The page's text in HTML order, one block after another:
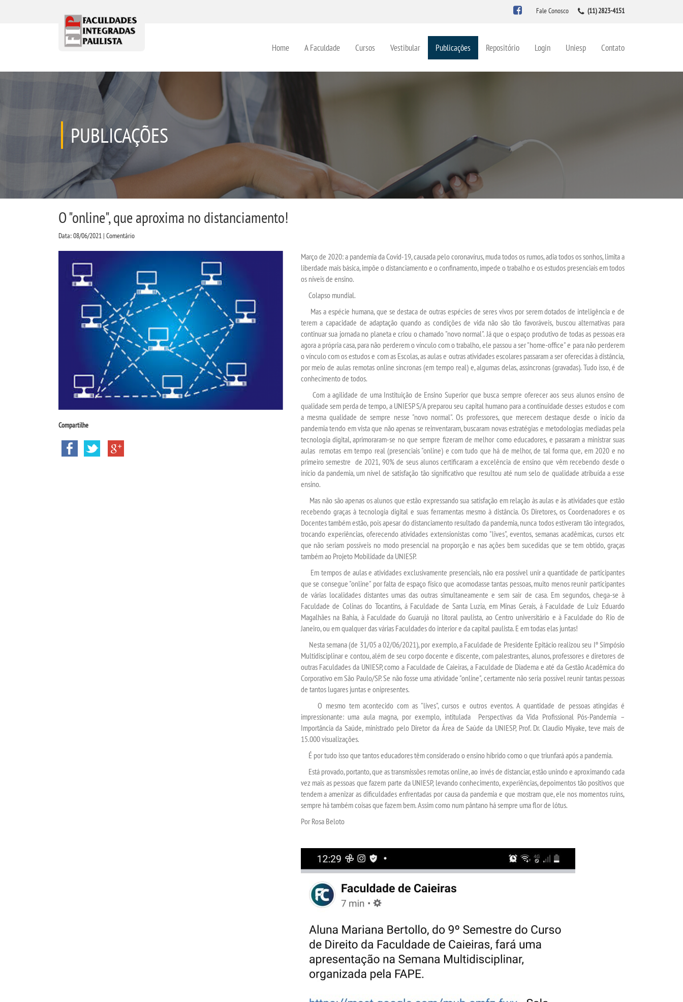
Fale Conosco (11) 2823-4151
Home A Faculdade Cursos Vestibular Publicações Repositório Login Uniesp Contato
PUBLICAÇÕES
O "online", que aproxima no distanciamento!
Data: 08/06/2021 | Comentário
Compartilhe
Março de 2020: a pandemia da Covid-19, causada pelo coronavírus, muda todos os rumos, adia todos os sonhos, limita a
liberdade mais básica, impõe o distanciamento e o confinamento, impede o trabalho e os estudos presenciais em todos
os níveis de ensino.
Colapso mundial.
Mas a espécie humana, que se destaca de outras espécies de seres vivos por serem dotados de inteligência e de
terem a capacidade de adaptação quando as condições de vida não são tão favoráveis, buscou alternativas para
continuar sua jornada no planeta e criou o chamado "novo normal". Já que o espaço produtivo de todas as pessoas era
agora a própria casa, para não perderem o vínculo com o trabalho, ele passou a ser "home-office" e para não perderem
o vínculo com os estudos e com as Escolas, as aulas e outras atividades escolares passaram a ser oferecidas à distância,
por meio de aulas remotas online síncronas (em tempo real) e, algumas delas, assíncronas (gravadas). Tudo isso, é de
conhecimento de todos.
Com a agilidade de uma Instituição de Ensino Superior que busca sempre oferecer aos seus alunos ensino de
qualidade sem perda de tempo, a UNIESP S/A preparou seu capital humano para a continuidade desses estudos e com
a mesma qualidade de sempre nesse "novo normal". Os professores, que merecem destaque desde o início da
pandemia tendo em vista que não apenas se reinventaram, buscaram novas estratégias e metodologias mediadas pela
tecnologia digital, aprimoraram-se no que sempre fizeram de melhor como educadores, e passaram a ministrar suas
aulas remotas em tempo real (presenciais "online) e com tudo que há de melhor, de tal forma que, em 2020 e no
primeiro semestre de 2021, 90% de seus alunos certificaram a excelência de ensino que vêm recebendo desde o
início da pandemia, um nível de satisfação tão significativo que resultou até num selo de qualidade atribuída a esse
ensino.
Mas não são apenas os alunos que estão expressando sua satisfação em relação às aulas e às atividades que estão
recebendo graças à tecnologia digital e suas ferramentas mesmo à distância. Os Diretores, os Coordenadores e os
Docentes também estão, pois apesar do distanciamento resultado da pandemia, nunca todos estiveram tão integrados,
trocando experiências, oferecendo atividades extensionistas como "lives", eventos, semanas acadêmicas, cursos etc
que não seriam possíveis no modo presencial na proporção e nas ações bem sucedidas que se tem obtido, graças
também ao Projeto Mobilidade da UNIESP.
Em tempos de aulas e atividades exclusivamente presenciais, não era possível unir a quantidade de participantes
que se consegue "online" por falta de espaço físico que acomodasse tantas pessoas, muito menos reunir participantes
de várias localidades distantes umas das outras simultaneamente e sem sair de casa. Em segundos, chega-se à
Faculdade de Colinas do Tocantins, á Faculdade de Santa Luzia, em Minas Gerais, á Faculdade de Luiz Eduardo
Magalhães na Bahia, à Faculdade do Guarujá no litoral paulista, ao Centro universitário e à Faculdade do Rio de
Janeiro, ou em qualquer das várias Faculdades do interior e da capital paulista. E em todas elas juntas!
Nesta semana (de 31/05 a 02/06/2021), por exemplo, a Faculdade de Presidente Epitácio realizou seu Iº Simpósio
Multidisciplinar e contou, além de seu corpo docente e discente, com palestrantes, alunos, professores e diretores de
outras Faculdades da UNIESP, como a Faculdade de Caieiras, a Faculdade de Diadema e até da Gestão Acadêmica do
Corporativo em São Paulo/SP. Se não fosse uma atividade "online", certamente não seria possível reunir tantas pessoas
de tantos lugares juntas e onipresentes.
O mesmo tem acontecido com as "lives", cursos e outros eventos. A quantidade de pessoas atingidas é
impressionante: uma aula magna, por exemplo, intitulada Perspectivas da Vida Profissional Pós-Pandemia –
Importância da Saúde, ministrado pelo Diretor da Área de Saúde da UNIESP, Prof. Dr. Claudio Miyake, teve mais de
15.000 visualizações.
É por tudo isso que tantos educadores têm considerado o ensino híbrido como o que triunfará após a pandemia.
Está provado, portanto, que as transmissões remotas online, ao invés de distanciar, estão unindo e aproximando cada
vez mais as pessoas que fazem parte da UNIESP, levando conhecimento, experiências, depoimentos tão positivos que
tendem a amenizar as dificuldades enfrentadas por causa da pandemia e que mostram que, ele nos momentos ruins,
sempre há também coisas que fazem bem. Assim como num pântano há sempre uma flor de lótus.
Por Rosa Beloto